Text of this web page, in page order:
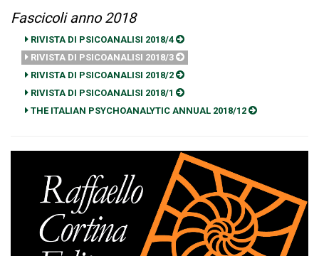
Fascicoli anno 2018
RIVISTA DI PSICOANALISI 2018/4
RIVISTA DI PSICOANALISI 2018/3
RIVISTA DI PSICOANALISI 2018/2
RIVISTA DI PSICOANALISI 2018/1
THE ITALIAN PSYCHOANALYTIC ANNUAL 2018/12